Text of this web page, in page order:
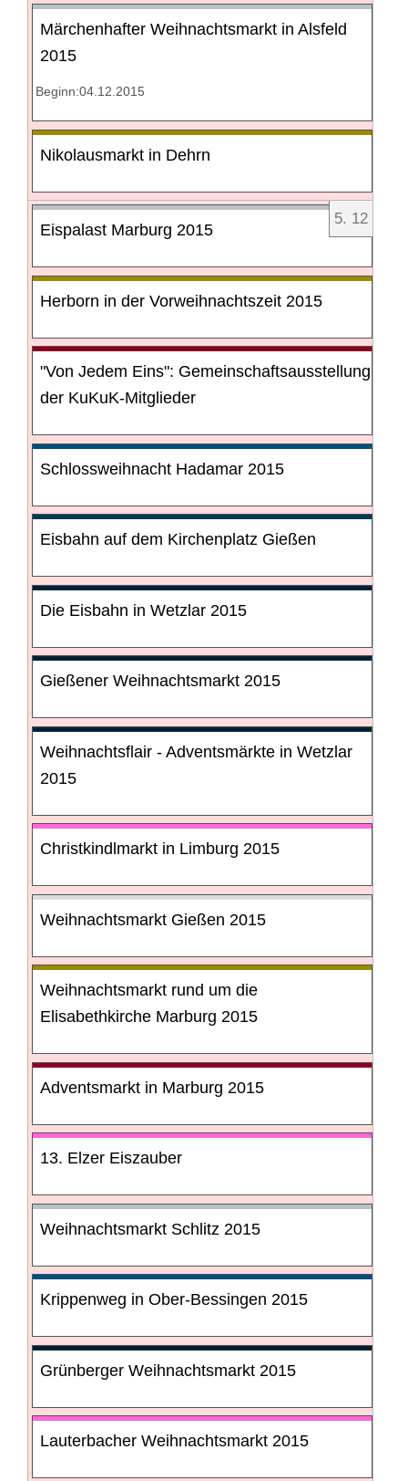
Märchenhafter Weihnachtsmarkt in Alsfeld
2015
Beginn:04.12.2015
Nikolausmarkt in Dehrn
5. 12
Eispalast Marburg 2015
Herborn in der Vorweihnachtszeit 2015
"Von Jedem Eins": Gemeinschaftsausstellung
der KuKuK-Mitglieder
Schlossweihnacht Hadamar 2015
Eisbahn auf dem Kirchenplatz Gießen
Die Eisbahn in Wetzlar 2015
Gießener Weihnachtsmarkt 2015
Weihnachtsflair - Adventsmärkte in Wetzlar
2015
Christkindlmarkt in Limburg 2015
Weihnachtsmarkt Gießen 2015
Weihnachtsmarkt rund um die
Elisabethkirche Marburg 2015
Adventsmarkt in Marburg 2015
13. Elzer Eiszauber
Weihnachtsmarkt Schlitz 2015
Krippenweg in Ober-Bessingen 2015
Grünberger Weihnachtsmarkt 2015
Lauterbacher Weihnachtsmarkt 2015